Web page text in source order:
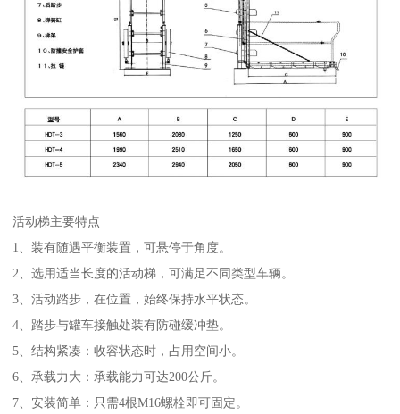
活动梯主要特点
1、装有随遇平衡装置，可悬停于角度。
2、选用适当长度的活动梯，可满足不同类型车辆。
3、活动踏步，在位置，始终保持水平状态。
4、踏步与罐车接触处装有防碰缓冲垫。
5、结构紧凑：收容状态时，占用空间小。
6、承载力大：承载能力可达200公斤。
7、安装简单：只需4根M16螺栓即可固定。